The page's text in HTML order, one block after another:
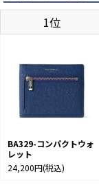
1位
BA329-コンパクトウォ
レット
24,200円(税込)